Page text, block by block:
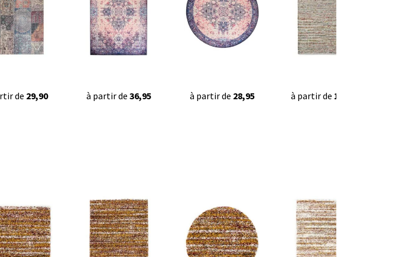
de 29,90 à partir de 36,95 à partir de 28,95 à partir de 169,90